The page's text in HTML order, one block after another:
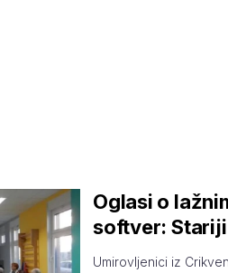
Oglasi o
softver:
Umirovljenici iz